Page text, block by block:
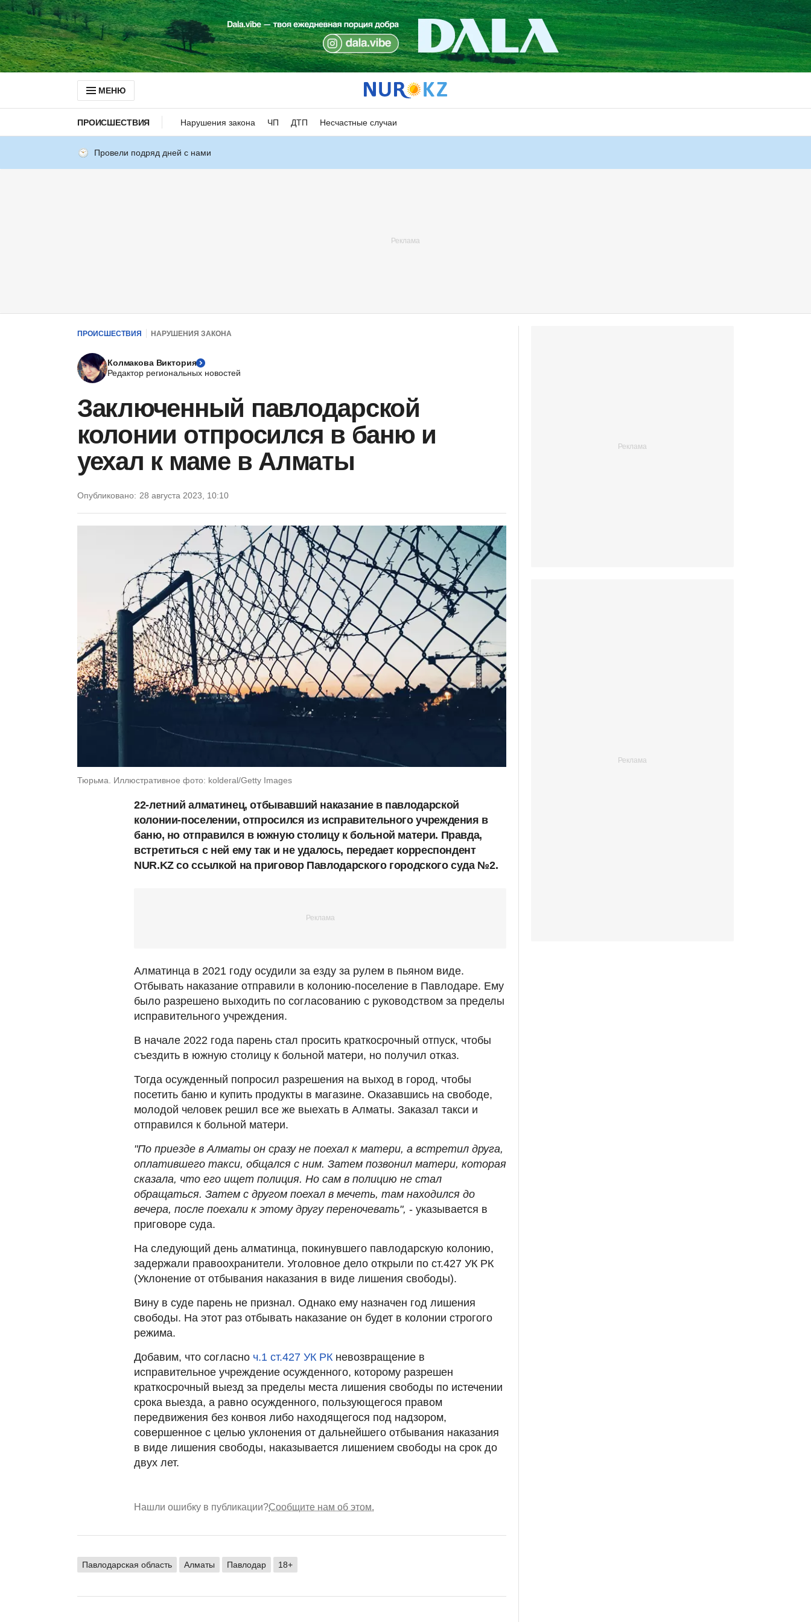
МЕНЮ
ПРОИСШЕСТВИЯ Нарушения закона ЧП ДТП Несчастные случаи
Провели подряд дней с нами
ПРОИСШЕСТВИЯ НАРУШЕНИЯ ЗАКОНА
Колмакова Виктория
Редактор региональных новостей
Заключенный павлодарской
колонии отпросился в баню и
уехал к маме в Алматы
Опубликовано: 28 августа 2023, 10:10
Тюрьма. Иллюстративное фото: kolderal/Getty Images
22-летний алматинец, отбывавший наказание в павлодарской
колонии-поселении, отпросился из исправительного учреждения в
баню, но отправился в южную столицу к больной матери. Правда,
встретиться с ней ему так и не удалось, передает корреспондент
NUR.KZ со ссылкой на приговор Павлодарского городского суда №2.
Алматинца в 2021 году осудили за езду за рулем в пьяном виде.
Отбывать наказание отправили в колонию-поселение в Павлодаре. Ему
было разрешено выходить по согласованию с руководством за пределы
исправительного учреждения.
В начале 2022 года парень стал просить краткосрочный отпуск, чтобы
съездить в южную столицу к больной матери, но получил отказ.
Тогда осужденный попросил разрешения на выход в город, чтобы
посетить баню и купить продукты в магазине. Оказавшись на свободе,
молодой человек решил все же выехать в Алматы. Заказал такси и
отправился к больной матери.
"По приезде в Алматы он сразу не поехал к матери, а встретил друга,
оплатившего такси, общался с ним. Затем позвонил матери, которая
сказала, что его ищет полиция. Но сам в полицию не стал
обращаться. Затем с другом поехал в мечеть, там находился до
вечера, после поехали к этому другу переночевать", - указывается в
приговоре суда.
На следующий день алматинца, покинувшего павлодарскую колонию,
задержали правоохранители. Уголовное дело открыли по ст.427 УК РК
(Уклонение от отбывания наказания в виде лишения свободы).
Вину в суде парень не признал. Однако ему назначен год лишения
свободы. На этот раз отбывать наказание он будет в колонии строгого
режима.
Добавим, что согласно ч.1 ст.427 УК РК невозвращение в
исправительное учреждение осужденного, которому разрешен
краткосрочный выезд за пределы места лишения свободы по истечении
срока выезда, а равно осужденного, пользующегося правом
передвижения без конвоя либо находящегося под надзором,
совершенное с целью уклонения от дальнейшего отбывания наказания
в виде лишения свободы, наказывается лишением свободы на срок до
двух лет.
Нашли ошибку в публикации?Сообщите нам об этом.
Павлодарская область Алматы Павлодар 18+